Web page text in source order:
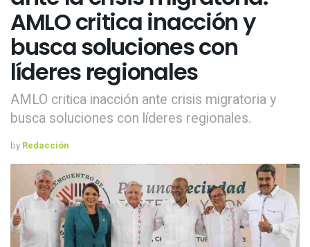
AMLO critica inacción y
busca soluciones con
líderes regionales
AMLO critica inacción ante crisis migratoria y
busca soluciones con líderes regionales.
by Redacción